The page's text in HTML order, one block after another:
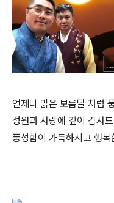
언제나 밝은 보름달 처럼
성원과 사랑에 깊이 감사
풍성함이 가득하시고 행